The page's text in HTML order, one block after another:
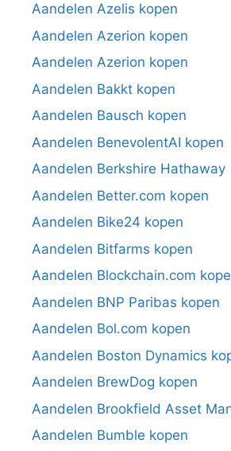
Aandelen Azelis kopen
Aandelen Azerion kopen
Aandelen Azerion kopen
Aandelen Bakkt kopen
Aandelen Bausch kopen
Aandelen BenevolentAI kopen
Aandelen Berkshire Hathaway
Aandelen Better.com kopen
Aandelen Bike24 kopen
Aandelen Bitfarms kopen
Aandelen Blockchain.com
Aandelen BNP Paribas kopen
Aandelen Bol.com kopen
Aandelen Boston Dynamics
Aandelen BrewDog kopen
Aandelen Brookfield Asset
Aandelen Bumble kopen